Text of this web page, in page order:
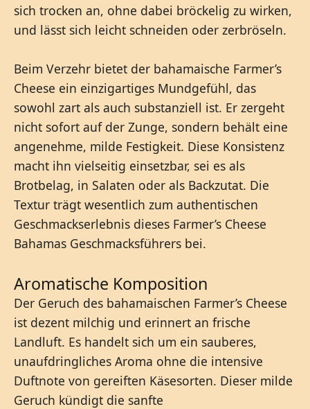
sich trocken an, ohne dabei bröckelig zu wirken,
und lässt sich leicht schneiden oder zerbröseln.
Beim Verzehr bietet der bahamaische Farmer’s
Cheese ein einzigartiges Mundgefühl, das
sowohl zart als auch substanziell ist. Er zergeht
nicht sofort auf der Zunge, sondern behält eine
angenehme, milde Festigkeit. Diese Konsistenz
macht ihn vielseitig einsetzbar, sei es als
Brotbelag, in Salaten oder als Backzutat. Die
Textur trägt wesentlich zum authentischen
Geschmackserlebnis dieses Farmer’s Cheese
Bahamas Geschmacksführers bei.
Aromatische Komposition
Der Geruch des bahamaischen Farmer’s Cheese
ist dezent milchig und erinnert an frische
Landluft. Es handelt sich um ein sauberes,
unaufdringliches Aroma ohne die intensive
Duftnote von gereiften Käsesorten. Dieser milde
Geruch kündigt die sanfte